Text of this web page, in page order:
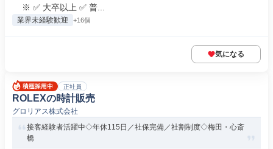
※ ✅ 大卒以上 ✅ 普...
業界未経験歓迎 +16個
気になる
正社員
ROLEXの時計販売
グロリアス株式会社
接客経験者活躍中◇年休115日／社保完備／社割制度◇梅田・心斎
橋